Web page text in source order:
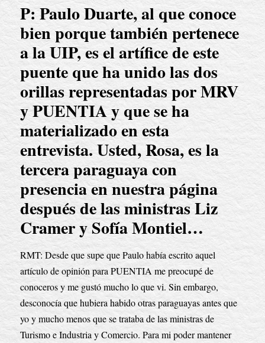
P: Paulo Duarte, al que conoce
bien porque también pertenece
a la UIP, es el artífice de este
puente que ha unido las dos
orillas representadas por MRV
y PUENTIA y que se ha
materializado en esta
entrevista. Usted, Rosa, es la
tercera paraguaya con
presencia en nuestra página
después de las ministras Liz
Cramer y Sofía Montiel…
RMT: Desde que supe que Paulo había escrito aquel
artículo de opinión para PUENTIA me preocupé de
conoceros y me gustó mucho lo que vi. Sin embargo,
desconocía que hubiera habido otras paraguayas antes que
yo y mucho menos que se trataba de las ministras de
Turismo e Industria y Comercio. Para mi poder mantener